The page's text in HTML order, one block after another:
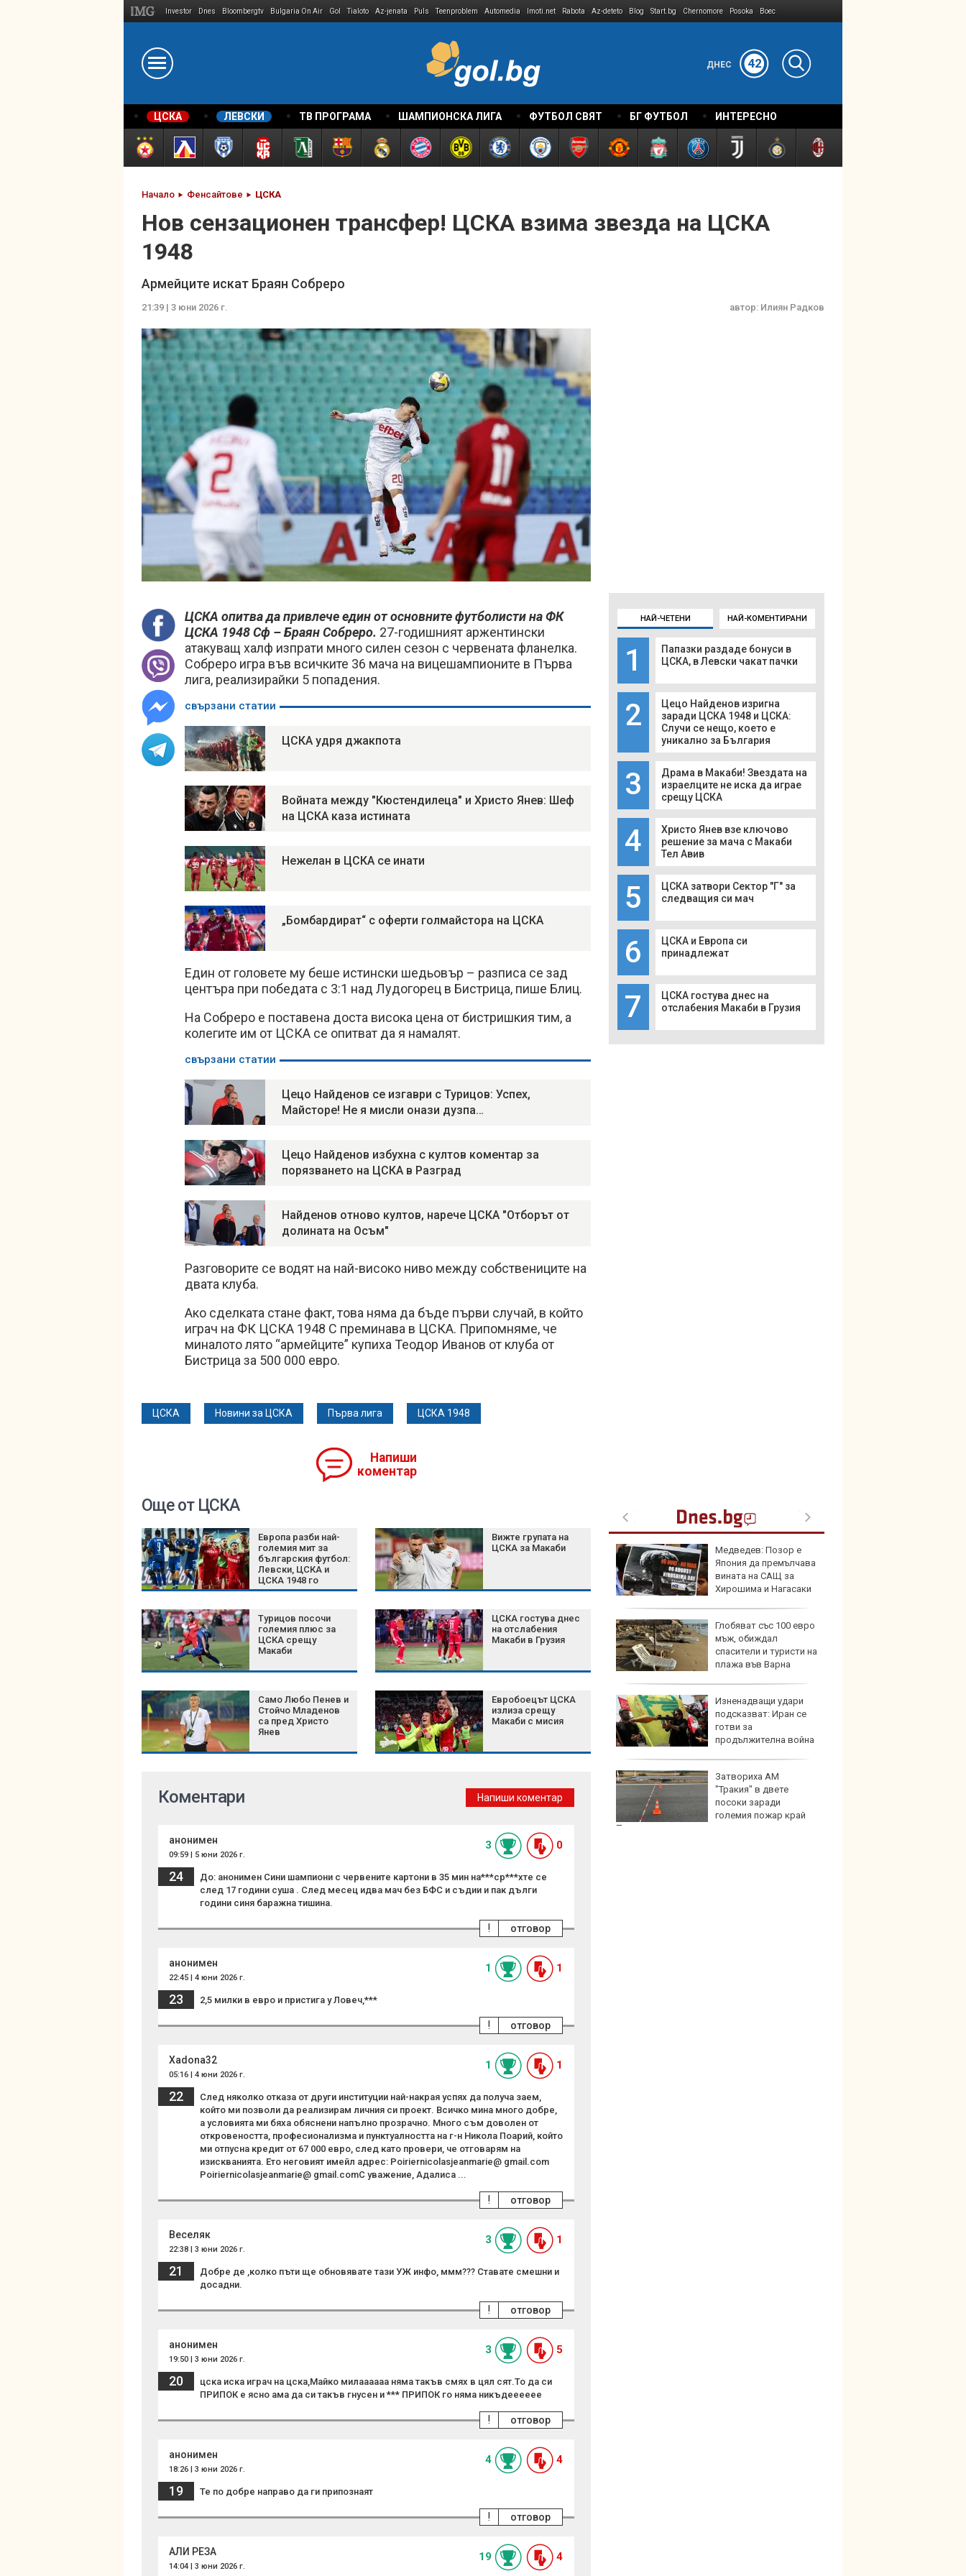
Investor Dnes Bloombergtv Bulgaria On Air Gol Tialoto Az-jenata Puls Teenproblem Automedia Imoti.net Rabota Az-deteto Blog Start.bg Chernomore Posoka Boec
ДНЕС 42
ЦСКА ЛЕВСКИ ТВ ПРОГРАМА ШАМПИОНСКА ЛИГА ФУТБОЛ СВЯТ БГ ФУТБОЛ ИНТЕРЕСНО
Начало Фенсайтове ЦСКА
Нов сензационен трансфер! ЦСКА взима звезда на ЦСКА
1948
Армейците искат Браян Собреро
21:39 | 3 юни 2026 г. автор: Илиян Радков
ЦСКА oпитва да привлече един от основните футболисти на ФК
ЦСКА 1948 Сф – Браян Собреро. 27-годишният аржентински
атакуващ халф изпрати много силен сезон с червената фланелка.
Собреро игра във всичките 36 мача на вицешампионите в Първа
лига, реализирайки 5 попадения.
свързани статии
ЦСКА удря джакпота
Войната между "Кюстендилеца" и Христо Янев: Шеф
на ЦСКА каза истината
Нежелан в ЦСКА се инати
„Бомбардират“ с оферти голмайстора на ЦСКА
Един от головете му беше истински шедьовър – разписа се зад
центъра при победата с 3:1 над Лудогорец в Бистрица, пише Блиц.
На Собреро е поставена доста висока цена от бистришкия тим, а
колегите им от ЦСКА се опитват да я намалят.
свързани статии
Цецо Найденов се изгаври с Турицов: Успех,
Майсторе! Не я мисли онази дузпа…
Цецо Найденов избухна с култов коментар за
порязването на ЦСКА в Разград
Найденов отново култов, нарече ЦСКА "Отборът от
долината на Осъм"
Разговорите се водят на най-високо ниво между собствениците на
двата клуба.
Ако сделката стане факт, това няма да бъде първи случай, в който
играч на ФК ЦСКА 1948 С преминава в ЦСКА. Припомняме, че
миналото лято “армейците” купиха Теодор Иванов от клуба от
Бистрица за 500 000 евро.
ЦСКА Новини за ЦСКА Първа лига ЦСКА 1948
Напиши
коментар
НАЙ-ЧЕТЕНИ НАЙ-КОМЕНТИРАНИ
1
Папазки раздаде бонуси в
ЦСКА, в Левски чакат пачки
2
Цецо Найденов изригна
заради ЦСКА 1948 и ЦСКА:
Случи се нещо, което е
уникално за България
3
Драма в Макаби! Звездата на
израелците не иска да играе
срещу ЦСКА
4
Христо Янев взе ключово
решение за мача с Макаби
Тел Авив
5
ЦСКА затвори Сектор "Г" за
следващия си мач
6
ЦСКА и Европа си
принадлежат
7
ЦСКА гостува днес на
отслабения Макаби в Грузия
Още от ЦСКА
Европа разби най-
големия мит за
българския футбол:
Левски, ЦСКА и
ЦСКА 1948 го
доказаха
Вижте групата на
ЦСКА за Макаби
Турицов посочи
големия плюс за
ЦСКА срещу
Макаби
ЦСКА гостува днес
на отслабения
Макаби в Грузия
Само Любо Пенев и
Стойчо Младенов
са пред Христо
Янев
Евробоецът ЦСКА
излиза срещу
Макаби с мисия
Жителите на Сеута са
мигранти все още са в
Костадинов: За
Банско обвиниха
Убийството в
Пловдив: Жертвата с
разкъсвания на
младежите подражавали на "ловци на
договор на "Борда за
мир" на Тръмп за Газа
Медведев: Позор е
Япония да премълчава
вината на САЩ за
Хирошима и Нагасаки
Глобяват със 100 евро
мъж, обиждал
спасители и туристи на
плажа във Варна
Изненадващи удари
подсказват: Иран се
готви за
продължителна война
Затвориха АМ
"Тракия" в двете
посоки заради
големия пожар край
Пазарджик
Коментари Напиши коментар
анонимен
09:59 | 5 юни 2026 г.
3 0
24
До: анонимен Сини шампиони с червените картони в 35 мин на***ср***хте се
след 17 години суша . След месец идва мач без БФС и съдии и пак дълги
години синя баражна тишина.
отговор
!
анонимен
22:45 | 4 юни 2026 г.
1 1
23 2,5 милки в евро и пристига у Ловеч,***
отговор
!
Xadona32
05:16 | 4 юни 2026 г.
1 1
22
След няколко отказа от други институции най-накрая успях да получа заем,
който ми позволи да реализирам личния си проект. Всичко мина много добре,
а условията ми бяха обяснени напълно прозрачно. Много съм доволен от
откровеността, професионализма и пунктуалността на г-н Никола Поарий, който
ми отпусна кредит от 67 000 евро, след като провери, че отговарям на
изискванията. Ето неговият имейл адрес: Poiriernicolasjeanmarie@ gmail.com
Poiriernicolasjeanmarie@ gmail.comС уважение, Адалиса ...
отговор
!
Веселяк
22:38 | 3 юни 2026 г.
3 1
21
Добре де ,колко пъти ще обновявате тази УЖ инфо, ммм??? Ставате смешни и
досадни.
отговор
!
анонимен
19:50 | 3 юни 2026 г.
3 5
20
цска иска играч на цска,Майко милаааааа няма такъв смях в цял сят.То да си
ПРИПОК е ясно ама да си такъв гнусен и *** ПРИПОК го няма никъдееееее
отговор
!
анонимен
18:26 | 3 юни 2026 г.
4 4
19 Те по добре направо да ги припознаят
отговор
!
АЛИ РЕЗА
14:04 | 3 юни 2026 г.
19 4